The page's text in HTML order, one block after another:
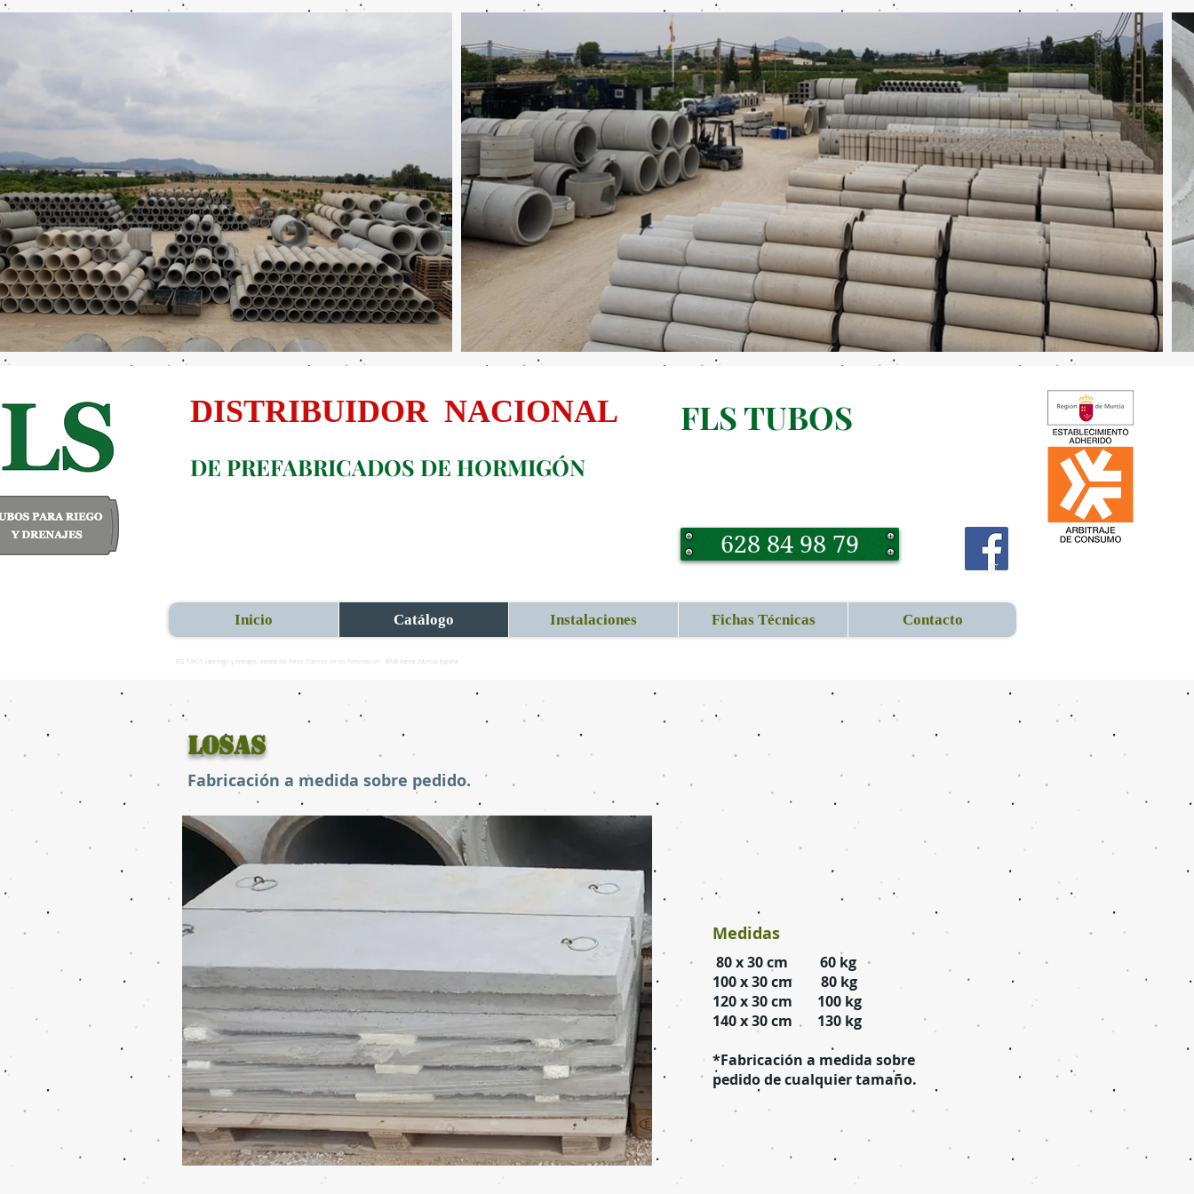
DISTRIBUIDOR NACIONAL FLS TUBOS
DE PREFABRICADOS DE HORMIGÓN
628 84 98 79
Inicio Catálogo Instalaciones Fichas Técnicas Contacto
FLS TUBOS para riego y drenajes: Vereda del Reino (Camino de los Fortunas) s/n 30130 Beniel (Murcia) España
LOSAS
Fabricación a medida sobre pedido.
Medidas
80 x 30 cm 60 kg
100 x 30 cm 80 kg
120 x 30 cm 100 kg
140 x 30 cm 130 kg
*Fabricación a medida sobre
pedido de cualquier tamaño.